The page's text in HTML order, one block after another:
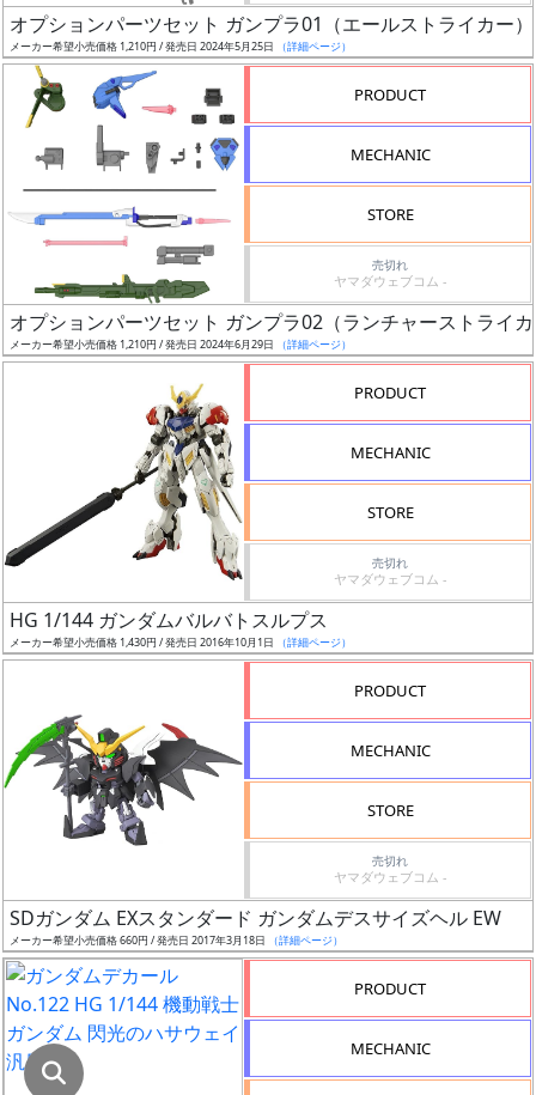
抽
選
活
日
発
対象
ギ
ャ
ラ
あ
り
改
定
予
定
発
売
オプションパーツセット ガンプラ01（エールストライカー）
メーカー希望小売価格 1,210円 / 発売日 2024年5月25日 （詳細ページ）
PRODUCT
MECHANIC
STORE
売切れ
ヤマダウェブコム -
オプションパーツセット ガンプラ02（ランチャーストライ
メーカー希望小売価格 1,210円 / 発売日 2024年6月29日 （詳細ページ）
PRODUCT
MECHANIC
STORE
売切れ
ヤマダウェブコム -
HG 1/144 ガンダムバルバトスルプス
メーカー希望小売価格 1,430円 / 発売日 2016年10月1日 （詳細ページ）
PRODUCT
MECHANIC
STORE
売切れ
ヤマダウェブコム -
SDガンダム EXスタンダード ガンダムデスサイズヘル EW
メーカー希望小売価格 660円 / 発売日 2017年3月18日 （詳細ページ）
PRODUCT
MECHANIC